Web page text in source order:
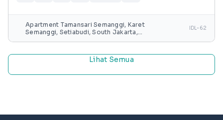
Apartment Tamansari Semanggi, Karet
Semanggi, Setiabudi, South Jakarta,
IDL-62
Lihat Semua